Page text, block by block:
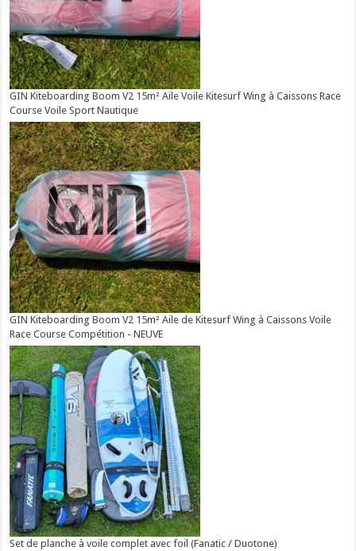
GIN Kiteboarding Boom V2 15m² Aile Voile Kitesurf Wing à Caissons Race
Course Voile Sport Nautique
GIN Kiteboarding Boom V2 15m² Aile de Kitesurf Wing à Caissons Voile
Race Course Compétition - NEUVE
Set de planche à voile complet avec foil (Fanatic / Duotone)